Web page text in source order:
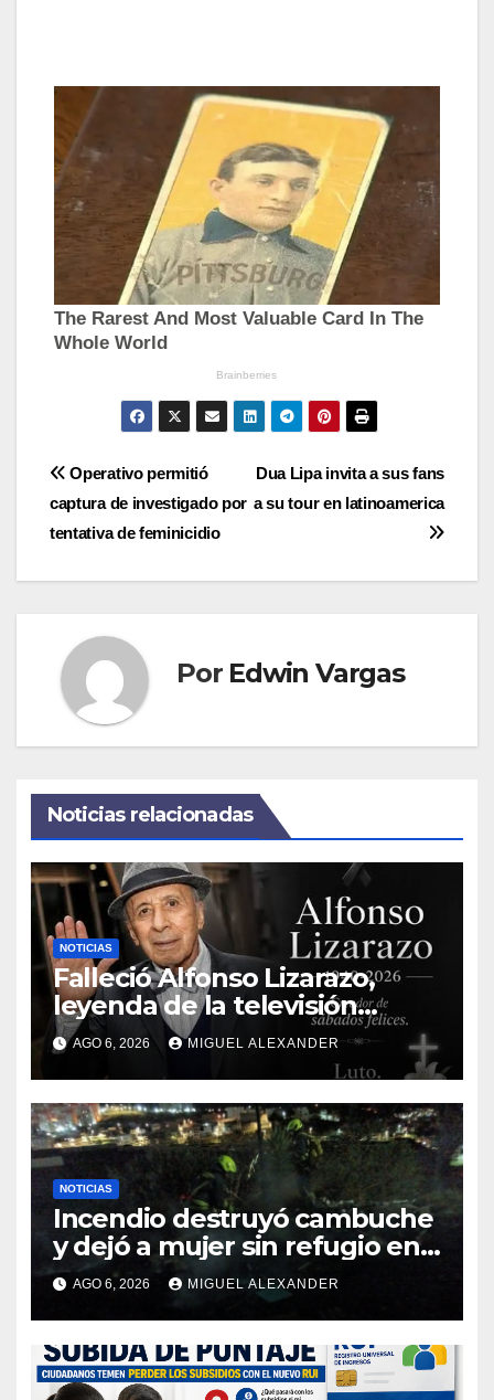
Navegación
de
entradas
Dua Lipa invita a sus fans
a su tour en latinoamerica
Operativo permitió
captura de investigado por
tentativa de feminicidio
Por Edwin Vargas
Noticias relacionadas
NOTICIAS
Falleció Alfonso Lizarazo,
leyenda de la televisión
colombiana
AGO 6, 2026 MIGUEL ALEXANDER
NOTICIAS
Incendio destruyó cambuche
y dejó a mujer sin refugio en
Pasto
AGO 6, 2026 MIGUEL ALEXANDER